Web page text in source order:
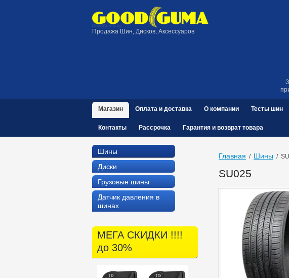
Продажа Шин, Дисков, Аксессуаров
Магазин Оплата и доставка О компании Тесты шин
Контакты Рассрочка Гарантия и возврат товара
Шины
Диски
Грузовые шины
Датчик давления в
шинах
МЕГА СКИДКИ !!!!
до 30%
Главная
  /
Шины
/
SU025